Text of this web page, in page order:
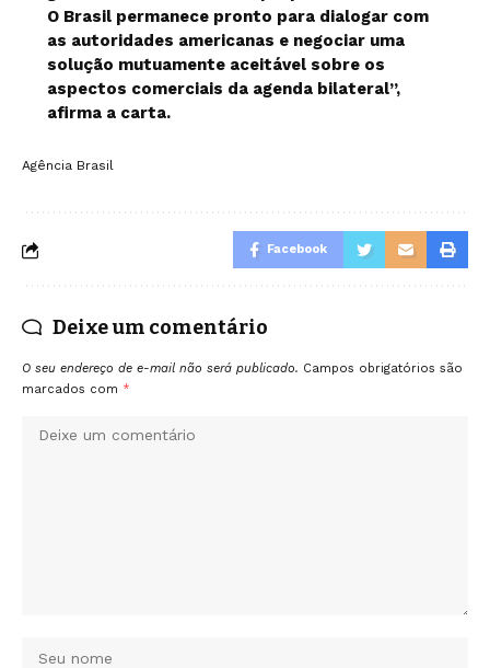
O Brasil permanece pronto para dialogar com
as autoridades americanas e negociar uma
solução mutuamente aceitável sobre os
aspectos comerciais da agenda bilateral”,
afirma a carta.
Agência Brasil
Facebook
Deixe um comentário
O seu endereço de e-mail não será publicado. Campos obrigatórios são
marcados com *